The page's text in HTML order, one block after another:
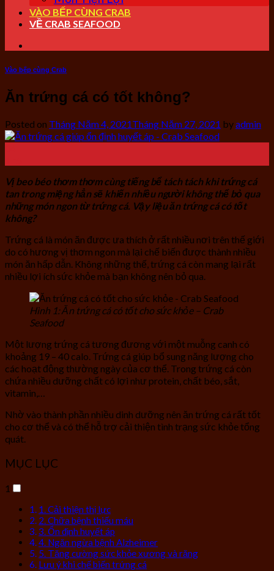
VÀO BẾP CÙNG CRAB
VỀ CRAB SEAFOOD
Vào bếp cùng Crab
Ăn trứng cá có tốt không?
Posted on Tháng Năm 4, 2021Tháng Năm 27, 2021 byadmin
Vị beo béo thơm thơm cùng tiếng bể tách tách khi trứng cá
tan trong miệng hẳn sẽ khiến nhiều người không thể bỏ qua
những món ngon từ trứng cá. Vậy liệu ăn trứng cá có tốt
không?
Trứng cá là món ăn được ưa thích ở rất nhiều nơi trên thế giới
do có hương vị thơm ngon mà lại chế biến được thành nhiều
món ăn hấp dẫn. Không những thế, trứng cá còn mang lại rất
nhiều lợi ích sức khỏe mà bạn không nên bỏ qua.
Hình 1: Ăn trứng cá có tốt cho sức khỏe – Crab
Seafood
Một lượng trứng cá tương đương với một muỗng canh có
khoảng 19 – 40 calo. Trứng cá giúp bổ sung năng lượng cho
các hoạt động thường ngày của cơ thể. Trong trứng cá còn
chứa nhiều dưỡng chất có lợi như protein, chất béo, sắt,
vitamin,…
Nhờ vào thành phần nhiều dinh dưỡng nên ăn trứng cá rất tốt
cho cơ thể và có thể hỗ trợ cải thiện tình trạng sức khỏe tổng
quát.
MỤC LỤC
1
1. Cải thiện thị lực
2. Chữa bệnh thiếu máu
3. Ổn định huyết áp
4. Ngăn ngừa bệnh Alzheimer
5. Tăng cường sức khỏe xương và răng
Lưu ý khi chế biến trứng cá